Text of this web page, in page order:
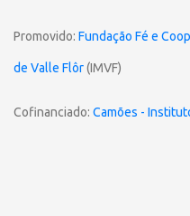
Promovido: Fundação Fé e
de Valle Flôr(IMVF)
Cofinanciado: Camões -